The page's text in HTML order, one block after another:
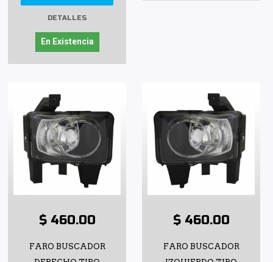
DETALLES
En Existencia
$ 460.00
FARO BUSCADOR
$ 460.00
FARO BUSCADOR